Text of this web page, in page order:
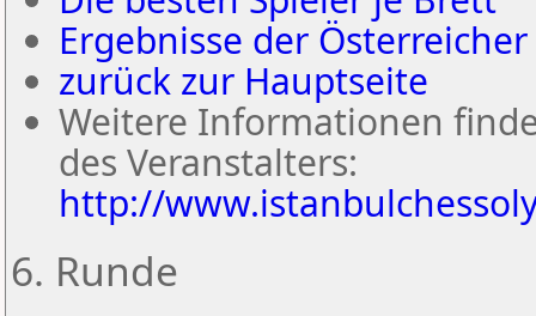
Ergebnisse der Österreicher
zurück zur Hauptseite
Weitere Informationen
des Veranstalters:
http://
6. Runde